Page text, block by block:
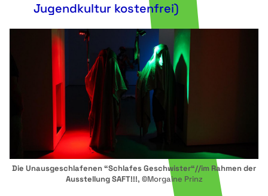
Jugendkultur kostenfrei)
Die Unausgeschlafenen “Schlafes Geschwister“//im Rahmen der
Ausstellung SAFT!!!, ©Morgaine Prinz